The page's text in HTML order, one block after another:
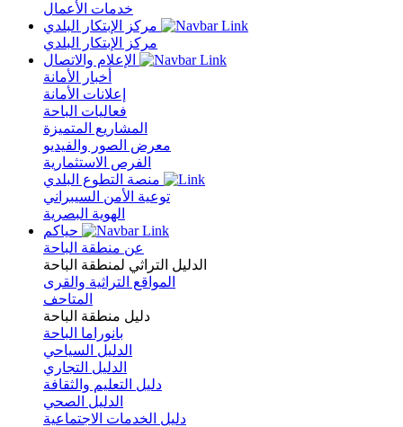
خدمات الأعمال
مركز الإبتكار البلدي
أخبار الأمانة
إعلانات الأمانة
فعاليات الباحة
المشاريع المتميزة
معرض الصور والفيديو
الفرص الاستثمارية
منصة التطوع البلدي
توعية الأمن السيبراني
الهوية البصرية
عن منطقة الباحة
الدليل التراثي لمنطقة الباحة
المواقع التراثية والقرى
المتاحف
دليل منطقة الباحة
بانوراما الباحة
الدليل السياحي
الدليل التجاري
دليل التعليم والثقافة
الدليل الصحي
دليل الخدمات الاجتماعية